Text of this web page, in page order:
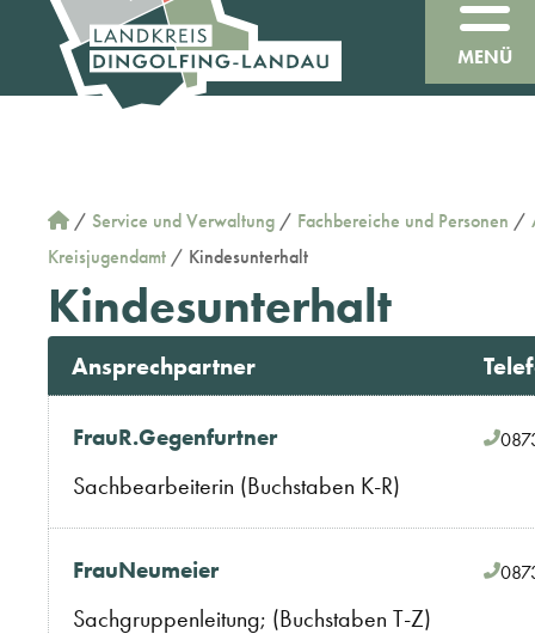
MENÜ
/ Service und Verwaltung / Fachbereiche und Personen /
Kreisjugendamt / Kindesunterhalt
Kindesunterhalt
Ansprechpartner
FrauR.Gegenfurtner
Sachbearbeiterin (Buchstaben K-R)
FrauNeumeier
Sachgruppenleitung; (Buchstaben T-Z)